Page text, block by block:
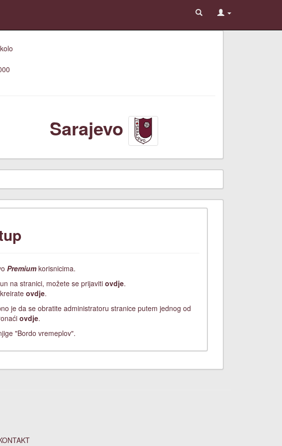
Sarajevo
Premiumkorisnicima.
na stranici, možete se prijaviti ovdje.
ovdje.
je da se obratite administratoru stranice putem jednog od
ovdje.
"Bordo vremeplov".